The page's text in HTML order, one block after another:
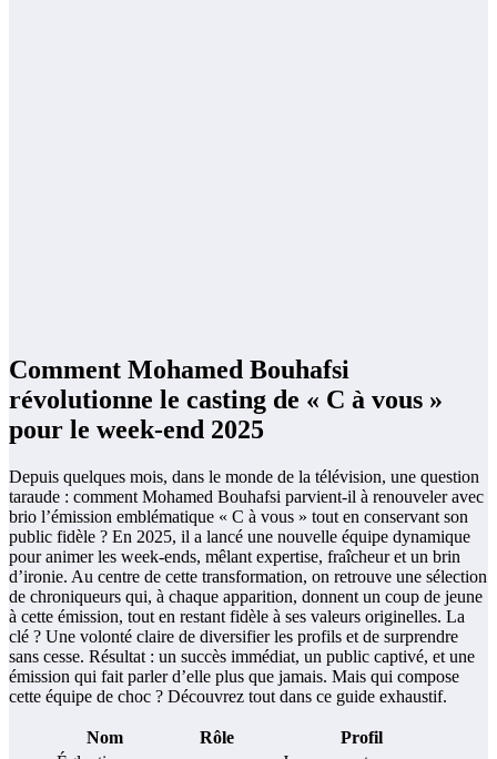
Comment Mohamed Bouhafsi
révolutionne le casting de « C à vous »
pour le week-end 2025
Depuis quelques mois, dans le monde de la télévision, une question
taraude : comment Mohamed Bouhafsi parvient-il à renouveler avec
brio l’émission emblématique « C à vous » tout en conservant son
public fidèle ? En 2025, il a lancé une nouvelle équipe dynamique
pour animer les week-ends, mêlant expertise, fraîcheur et un brin
d’ironie. Au centre de cette transformation, on retrouve une sélection
de chroniqueurs qui, à chaque apparition, donnent un coup de jeune
à cette émission, tout en restant fidèle à ses valeurs originelles. La
clé ? Une volonté claire de diversifier les profils et de surprendre
sans cesse. Résultat : un succès immédiat, un public captivé, et une
émission qui fait parler d’elle plus que jamais. Mais qui compose
cette équipe de choc ? Découvrez tout dans ce guide exhaustif.
Nom Rôle
Profil